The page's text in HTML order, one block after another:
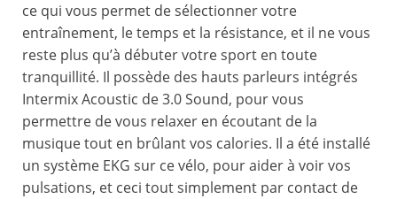
ce qui vous permet de sélectionner votre
entraînement, le temps et la résistance, et il ne vous
reste plus qu’à débuter votre sport en toute
tranquillité. Il possède des hauts parleurs intégrés
Intermix Acoustic de 3.0 Sound, pour vous
permettre de vous relaxer en écoutant de la
musique tout en brûlant vos calories. Il a été installé
un système EKG sur ce vélo, pour aider à voir vos
pulsations, et ceci tout simplement par contact de